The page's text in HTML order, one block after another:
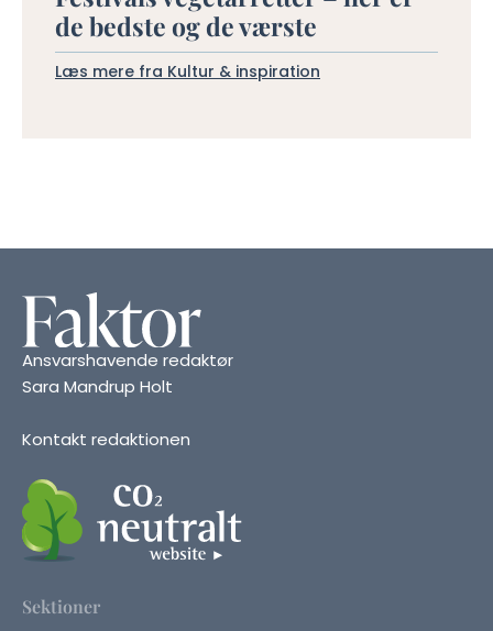
de bedste og de værste
Læs mere fra Kultur & inspiration
Ansvarshavende redaktør
Sara Mandrup Holt
Kontakt redaktionen
Sektioner